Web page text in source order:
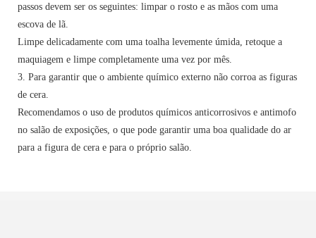
passos devem ser os seguintes: limpar o rosto e as mãos com uma
escova de lã.
Limpe delicadamente com uma toalha levemente úmida, retoque a
maquiagem e limpe completamente uma vez por mês.
3. Para garantir que o ambiente químico externo não corroa as figuras
de cera.
Recomendamos o uso de produtos químicos anticorrosivos e antimofo
no salão de exposições, o que pode garantir uma boa qualidade do ar
para a figura de cera e para o próprio salão.